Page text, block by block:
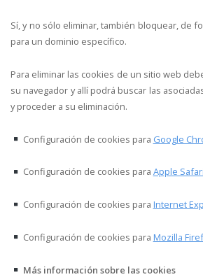
Sí, y no sólo eliminar, también bloquear, de
para un dominio específico.
Para eliminar las cookies de un sitio web
su navegador y allí podrá buscar las
y proceder a su eliminación.
Configuración de cookies para Google
Configuración de cookies para Apple Safari
Configuración de cookies para Internet
Configuración de cookies para Mozilla
Más información sobre las cookies